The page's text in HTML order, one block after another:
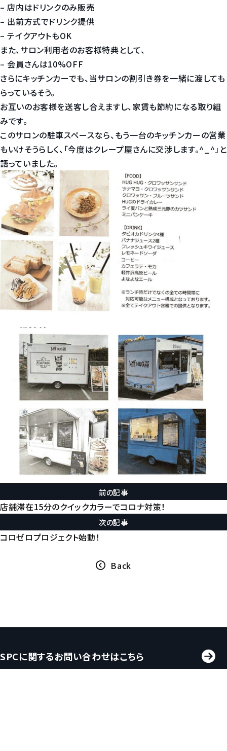
– 店内はドリンクのみ販売
– 出前方式でドリンク提供
– テイクアウトもOK
また、サロン利用者のお客様特典として、
– 会員さんは10%OFF
さらにキッチンカーでも、当サロンの割引き券を一緒に渡しても
らっているそう。
お互いのお客様を送客し合えますし、家賃も節約になる取り組
みです。
このサロンの駐車スペースなら、もう一台のキッチンカーの営業
もいけそうらしく、「今度はクレープ屋さんに交渉します。^_^」と
語っていました。
前の記事
店舗滞在15分のクイックカラーでコロナ対策！
次の記事
コロゼロプロジェクト始動！
Back
SPCに関するお問い合わせはこちら